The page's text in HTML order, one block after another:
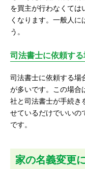
を買主が行わなくては
くなります。一般人に
う。
司法書士に依頼す
司法書士に依頼する場
が多いです。この場合
社と司法書士が手続き
せているだけでいいの
です。
家の名義変更